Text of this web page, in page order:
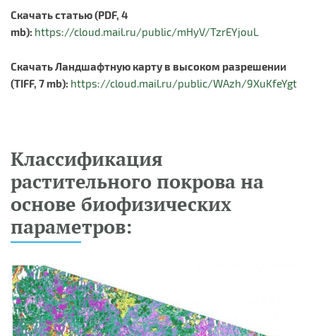
Скачать статью (PDF, 4
mb): https://cloud.mail.ru/public/mHyV/TzrEYjouL
Скачать Ландшафтную карту в высоком разрешении
(TIFF, 7 mb): https://cloud.mail.ru/public/WAzh/9XuKfeYgt
Классификация
растительного покрова на
основе биофизических
параметров: